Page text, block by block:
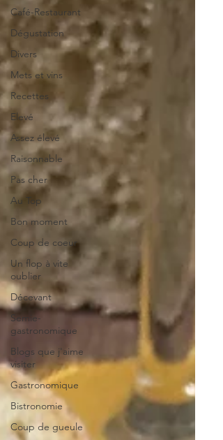
Café-Restaurant
Dégustation
Divers
Mets et vins
Recettes
Elevé
Assez élevé
Raisonnable
Pas cher
Au Top
Bon moment
Coup de coeur
Un flop à vite
oublier
Décevant
Semie-
gastronomique
Blogs que j'aime
visiter
Gastronomique
Bistronomie
Coup de gueule